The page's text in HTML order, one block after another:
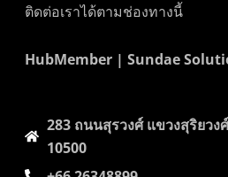
ติดต่อเราได้ตามช่องทางนี้
HubMember | Sundae
283 ถนนสุรวงศ์​ แขวงสุริยวง
10500